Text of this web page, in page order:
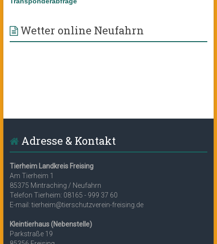
Wetter online Neufahrn
Adresse & Kontakt
Tierheim Landkreis Freising
Am Tierheim 1
85375 Mintraching / Neufahrn
Telefon Tierheim: 08165 - 999 37 60
E-mail: tierheim@tierschutzverein-freising.de
Kleintierhaus (Nebenstelle)
Parkstraße 19